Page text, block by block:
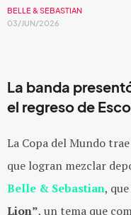
BELLE & SEBASTIAN
03/JUN/2026
La banda
el regreso de
La Copa del Mundo
que logran mezclar
Belle & Sebastian,
Lion”, un tema que